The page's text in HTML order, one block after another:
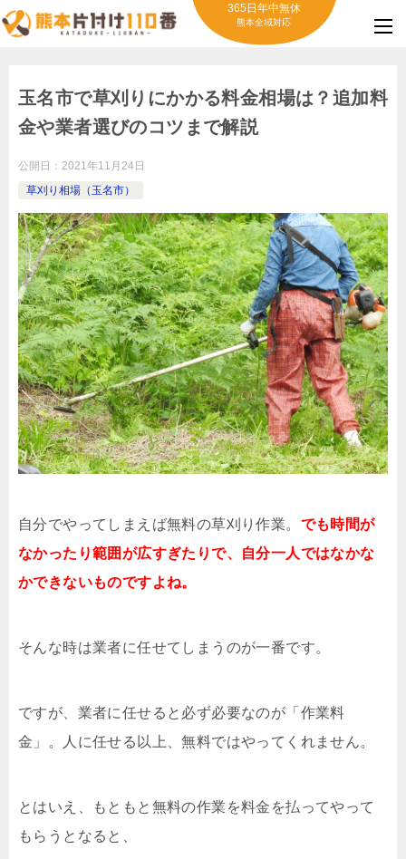
365日年中無休
熊本全域対応
玉名市で草刈りにかかる料金相場は？追加料
金や業者選びのコツまで解説
公開日： 2021年11月24日
草刈り相場（玉名市）
自分でやってしまえば無料の草刈り作業。 でも時間が
なかったり範囲が広すぎたりで、自分一人ではなかな
かできないものですよね。
そんな時は業者に任せてしまうのが一番です。
ですが、業者に任せると必ず必要なのが「作業料
金」。人に任せる以上、無料ではやってくれません。
とはいえ、もともと無料の作業を料金を払ってやって
もらうとなると、